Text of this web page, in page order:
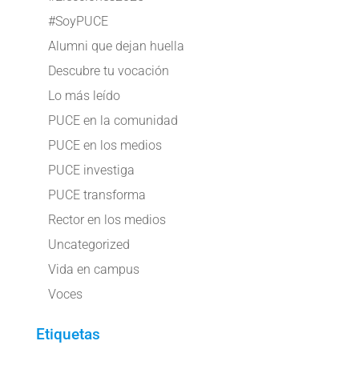
#SoyPUCE
Alumni que dejan huella
Descubre tu vocación
Lo más leído
PUCE en la comunidad
PUCE en los medios
PUCE investiga
PUCE transforma
Rector en los medios
Uncategorized
Vida en campus
Voces
Etiquetas